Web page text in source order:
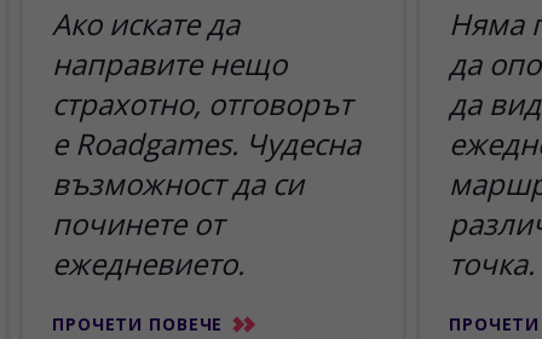
Ако искате да
направите нещо
страхотно, отговорът
е Roadgames. Чудесна
възможност да си
починете от
ежедневието.
ПРОЧЕТИ ПОВЕЧЕ
Няма
да
да
точка.